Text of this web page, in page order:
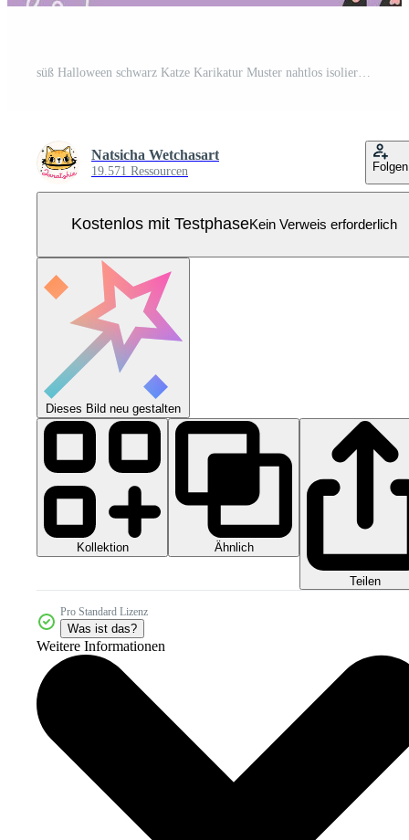
Natsicha Wetchasart
19.571 Ressourcen Folgen
Kostenlos mit TestphaseKein Verweis erforderlich
Dieses Bild neu gestalten
Kollektion Ähnlich
Teilen
Pro Standard Lizenz
Was ist das?
Weitere Informationen